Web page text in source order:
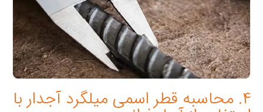
۴. محاسبه قطر اسمی میلگرد آجدار با